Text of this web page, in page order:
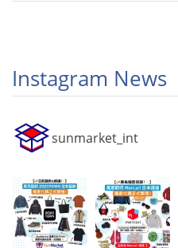
Instagram News
sunmarket_int